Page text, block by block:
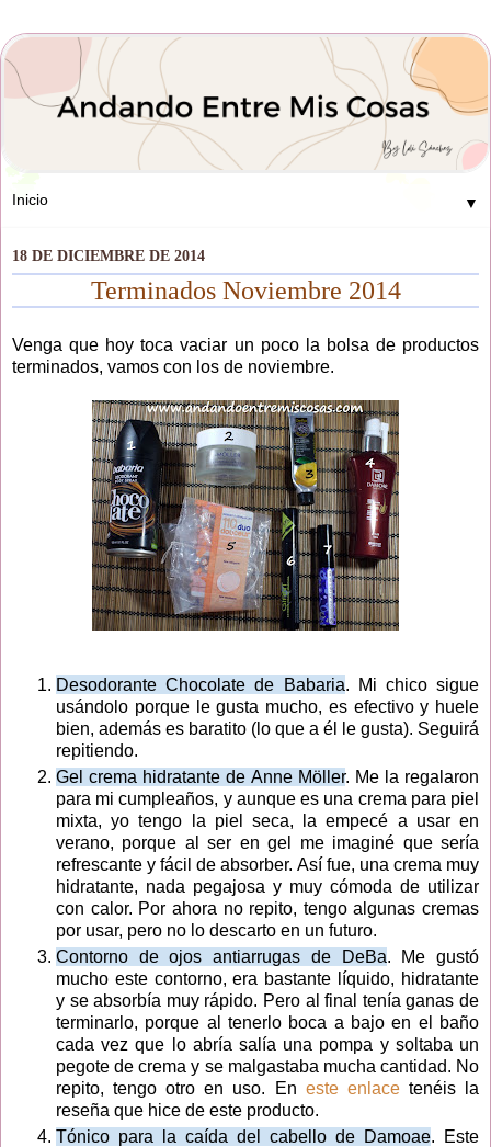
▼
18 DE DICIEMBRE DE 2014
Terminados Noviembre 2014
Venga que hoy toca vaciar un poco la bolsa de productos
terminados, vamos con los de noviembre.
Desodorante Chocolate de Babaria. Mi chico sigue
usándolo porque le gusta mucho, es efectivo y huele
bien, además es baratito (lo que a él le gusta). Seguirá
repitiendo.
Gel crema hidratante de Anne Möller. Me la regalaron
para mi cumpleaños, y aunque es una crema para piel
mixta, yo tengo la piel seca, la empecé a usar en
verano, porque al ser en gel me imaginé que sería
refrescante y fácil de absorber. Así fue, una crema muy
hidratante, nada pegajosa y muy cómoda de utilizar
con calor. Por ahora no repito, tengo algunas cremas
por usar, pero no lo descarto en un futuro.
Contorno de ojos antiarrugas de DeBa. Me gustó
mucho este contorno, era bastante líquido, hidratante
y se absorbía muy rápido. Pero al final tenía ganas de
terminarlo, porque al tenerlo boca a bajo en el baño
cada vez que lo abría salía una pompa y soltaba un
pegote de crema y se malgastaba mucha cantidad. No
repito, tengo otro en uso. En este enlacetenéis la
reseña que hice de este producto.
Tónico para la caída del cabello de Damoae. Este